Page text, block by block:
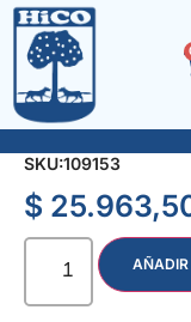
SOLDADOR
SKU:109153
$